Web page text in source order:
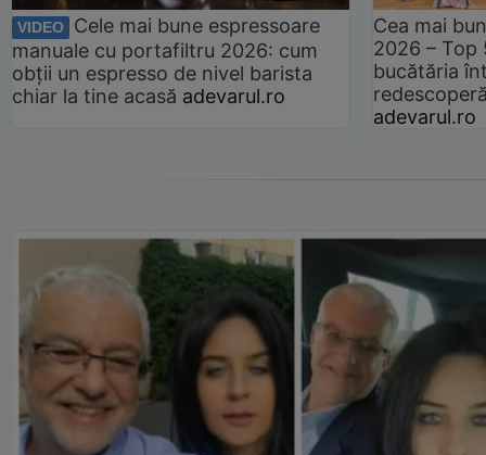
VIDEO
Cele mai bune espressoare
manuale cu portafiltru 2026: cum
obții un espresso de nivel barista
chiar la tine acasă adevarul.ro
Cea mai
2026 –
bucătăria
adevarul.ro